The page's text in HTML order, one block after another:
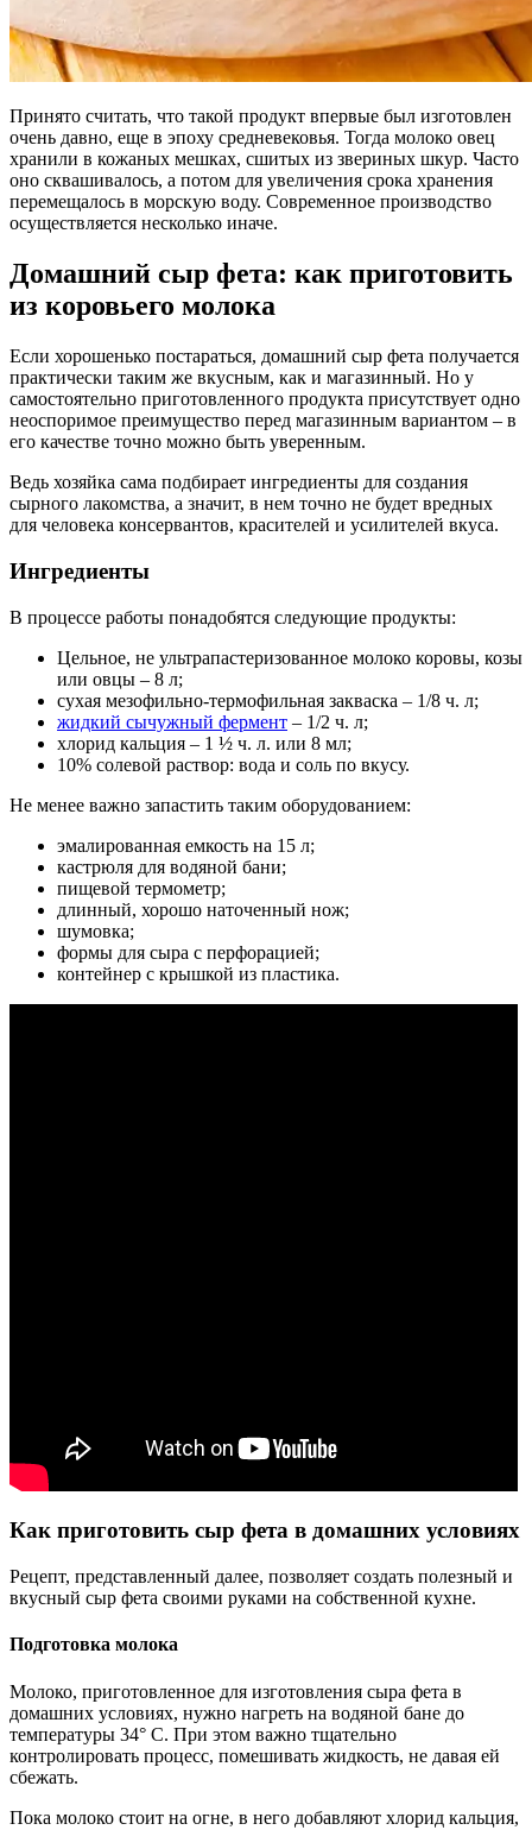
Принято считать, что такой продукт впервые был изготовлен
очень давно, еще в эпоху средневековья. Тогда молоко овец
хранили в кожаных мешках, сшитых из звериных шкур. Часто
оно сквашивалось, а потом для увеличения срока хранения
перемещалось в морскую воду. Современное производство
осуществляется несколько иначе.
Домашний сыр фета: как приготовить
из коровьего молока
Если хорошенько постараться, домашний сыр фета получается
практически таким же вкусным, как и магазинный. Но у
самостоятельно приготовленного продукта присутствует одно
неоспоримое преимущество перед магазинным вариантом – в
его качестве точно можно быть уверенным.
Ведь хозяйка сама подбирает ингредиенты для создания
сырного лакомства, а значит, в нем точно не будет вредных
для человека консервантов, красителей и усилителей вкуса.
Ингредиенты
В процессе работы понадобятся следующие продукты:
Цельное, не ультрапастеризованное молоко коровы, козы
или овцы – 8 л;
сухая мезофильно-термофильная закваска – 1/8 ч. л;
жидкий сычужный фермент – 1/2 ч. л;
хлорид кальция – 1 ½ ч. л. или 8 мл;
10% солевой раствор: вода и соль по вкусу.
Не менее важно запастить таким оборудованием:
эмалированная емкость на 15 л;
кастрюля для водяной бани;
пищевой термометр;
длинный, хорошо наточенный нож;
шумовка;
формы для сыра с перфорацией;
контейнер с крышкой из пластика.
Как приготовить сыр фета в домашних условиях
Рецепт, представленный далее, позволяет создать полезный и
вкусный сыр фета своими руками на собственной кухне.
Подготовка молока
Молоко, приготовленное для изготовления сыра фета в
домашних условиях, нужно нагреть на водяной бане до
температуры 34° С. При этом важно тщательно
контролировать процесс, помешивать жидкость, не давая ей
сбежать.
Пока молоко стоит на огне, в него добавляют хлорид кальция,